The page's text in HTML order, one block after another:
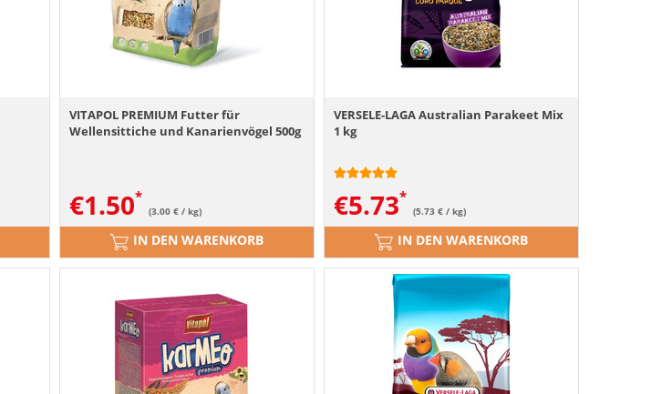
VITAPOL PREMIUM Futter für
Wellensittiche und Kanarienvögel 500g
€1.50 (3.00 € / kg)
IN DEN WARENKORB
VERSELE-LAGA Australian Parakeet Mix
1 kg
€5.73 (5.73 € / kg)
IN DEN WARENKORB